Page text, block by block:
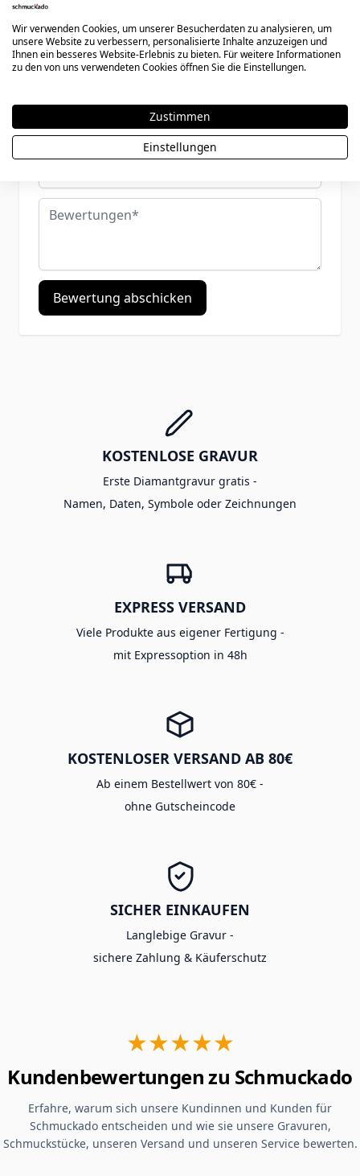
Ihre Bewertung:
Zusammenfassung
Bewertungen
Bewertung abschicken
KOSTENLOSE GRAVUR
Erste Diamantgravur gratis -
Namen, Daten, Symbole oder Zeichnungen
EXPRESS VERSAND
Viele Produkte aus eigener Fertigung -
mit Expressoption in 48h
KOSTENLOSER VERSAND AB 80€
Ab einem Bestellwert von 80€ -
ohne Gutscheincode
SICHER EINKAUFEN
Langlebige Gravur -
sichere Zahlung & Käuferschutz
★★★★★
Kundenbewertungen zu Schmuckado
Erfahre, warum sich unsere Kundinnen und Kunden für
Schmuckado entscheiden und wie sie unsere Gravuren,
Schmuckstücke, unseren Versand und unseren Service bewerten.
Wir verwenden Cookies, um unserer Besucherdaten zu analysieren, um
unsere Website zu verbessern, personalisierte Inhalte anzuzeigen und
Ihnen ein besseres Website-Erlebnis zu bieten. Für weitere Informationen
zu den von uns verwendeten Cookies öffnen Sie die Einstellungen.
Zustimmen
Einstellungen